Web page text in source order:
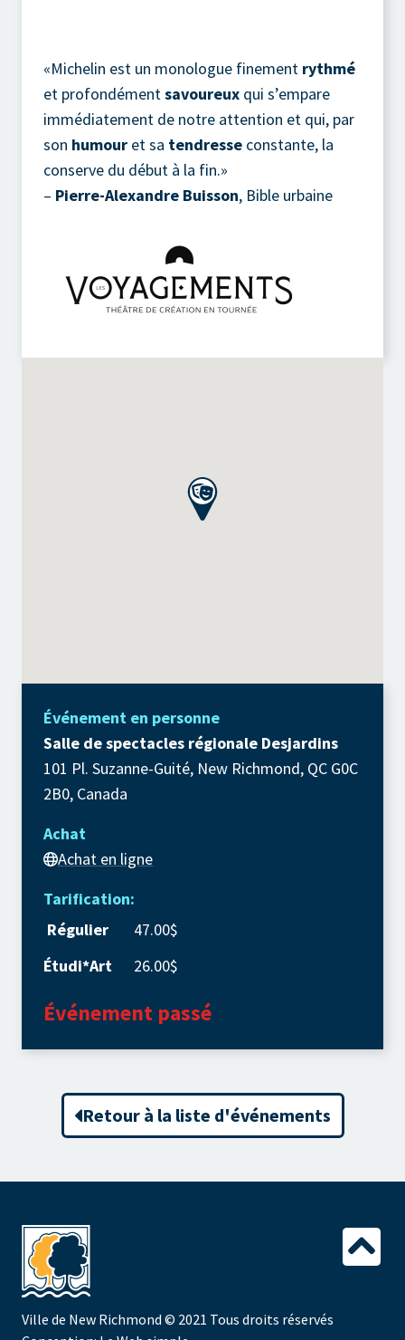
«Michelin est un monologue finement rythmé
et profondémentsavoureux qui s’empare
immédiatement de notre attention et qui, par
son humour et sa tendresse constante, la
conserve du début à la fin.»
– Pierre-Alexandre Buisson, Bible urbaine
Événement en personne
Salle de spectacles régionale Desjardins
101 Pl. Suzanne-Guité, New Richmond, QC G0C
2B0, Canada
Achat
Achat en ligne
Tarification:
Régulier
47.00$
Étudi*Art
26.00$
Événement passé
Retour à la liste d'événements
Ville de New Richmond © 2021 Tous droits réservés